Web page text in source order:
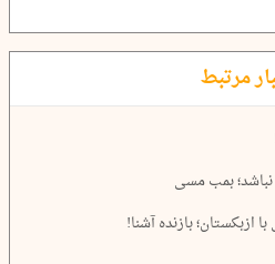
مرتبط
ازبکستان؛ بازنده آشنا!